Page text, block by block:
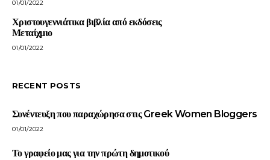
01/01/2022
Χριστουγεννιάτικα βιβλία από εκδόσεις
Μεταίχμιο
01/01/2022
RECENT POSTS
Συνέντευξη που παραχώρησα στις Greek Women Bloggers
01/01/2022
Το γραφείο μας για την πρώτη δημοτικού